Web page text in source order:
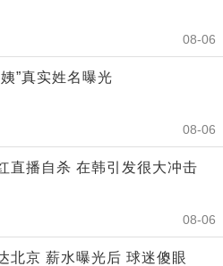
08-06
”真实姓名曝光
08-06
直播自杀 在韩引发很大冲击
08-06
北京 薪水曝光后 球迷傻眼